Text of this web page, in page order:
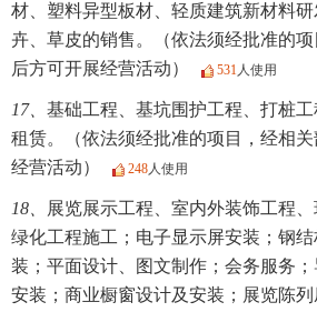
材、塑料异型板材、轻质建筑新材料
卉、草皮的销售。（依法须经批准的
后方可开展经营活动）
531人使用
17、 基础工程、基坑围护工程、打桩
租赁。（依法须经批准的项目，经相
经营活动）
248人使用
18、
展览展示工程、室内外装饰工程
绿化工程施工；电子显示屏安装；钢
装；平面设计、图文制作；会务服务
安装；商业橱窗设计及安装；展览陈